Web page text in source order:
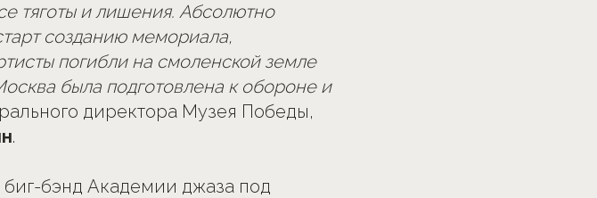
тяготы и лишения. Абсолютно
созданию мемориала,
погибли на смоленской земле
была подготовлена к обороне и
директора Музея Победы,
.
бэнд Академии джаза под